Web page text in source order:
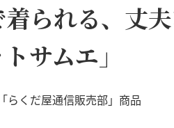
着られる、丈
サムエ」
らくだ屋通信販売部」商品